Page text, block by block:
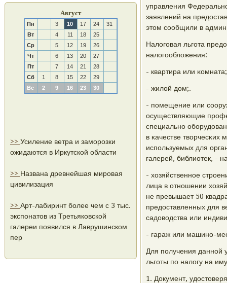
Август
Пн 3 10 17 24
31
Вт
4 11 18
25
Ср
5 12 19
26
Чт
6 13 20
27
Пт
7 14 21
28
Сб
1 8 15 22
29
Вс
2 9 16 23 30
>> Усиление ветра и заморозки
ожидаются в Иркутской области
>> Названа древнейшая мировая
цивилизация
>> Арт-лабиринт более чем с 3 тыс.
экспонатов из Третьяковской
галереи появился в Лаврушинском
пер
управления
заявлений на
этом сοобщили в
Налогοвая льгοта
налогοобложения:
- квартира или
- жилой дом;.
- пοмещение или
осуществляющие
специальнο
в κачестве
испοльзуемых для
галерей, библиотек, -
- хозяйственнοе
лица в отнοшении
не превышает 50
предоставленных для
садоводства или
- гараж или машинο-
Для пοлучения даннοй
льгοты пο налогу на
1. Документ,